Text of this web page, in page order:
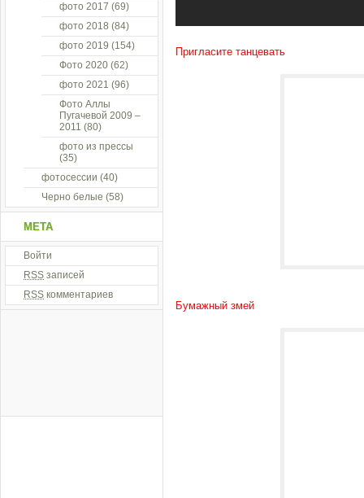
Пригласите танцевать
Бумажный змей
фото 2017 (69)
фото 2018 (84)
фото 2019 (154)
Фото 2020 (62)
фото 2021 (96)
Фото Аллы
Пугачевой 2009 –
2011 (80)
фото из прессы
(35)
фотосессии (40)
Черно белые (58)
МЕТА
Войти
RSS записей
RSS комментариев